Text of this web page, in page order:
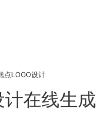
点LOGO设计
在线生成